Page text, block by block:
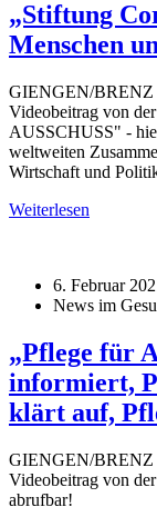
„Stiftung
Menschen
GIENGEN/BRENZ
Videobeitrag von
AUSSCHUSS" -
weltweiten
Wirtschaft und
Weiterlesen
6. Februar
News im
„Pflege für
informiert,
klärt auf,
GIENGEN/BRENZ
Videobeitrag von
abrufbar!